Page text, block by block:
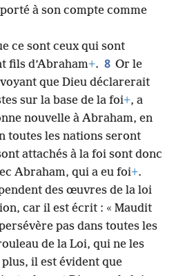
à son compte comme
ce sont ceux qui sont
fils d’Abraham+. 8 Or le
que Dieu déclarerait
sur la base de la foi+, a
nouvelle à Abraham, en
toutes les nations seront
attachés à la foi sont donc
Abraham, qui a eu foi+.
des œuvres de la loi
car il est écrit : « Maudit
pas dans toutes les
de la Loi, qui ne les
plus, il est évident que